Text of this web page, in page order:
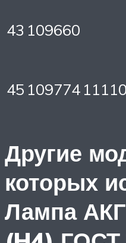
43 109660
45 109774
Другие
которых
Лампа